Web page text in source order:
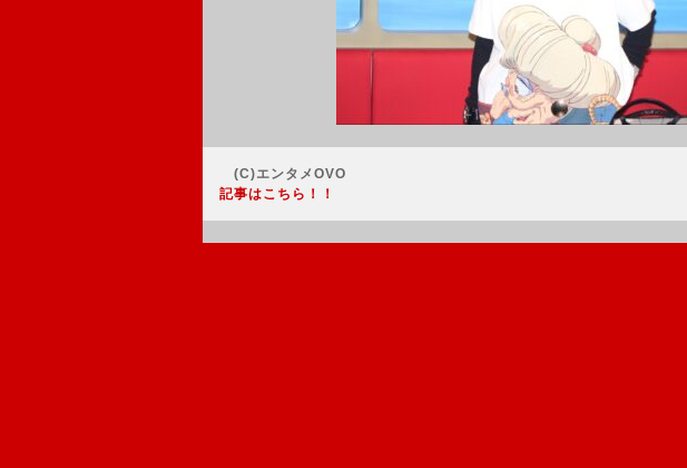
(C)エンタメOVO
記事はこちら！！